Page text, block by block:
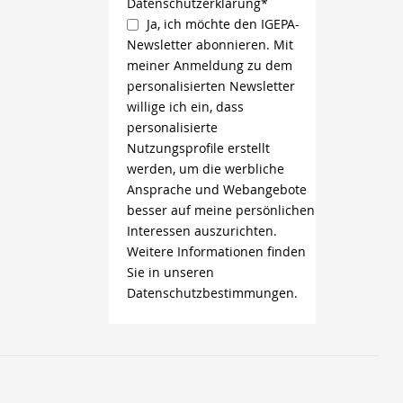
Ja, ich möchte den IGEPA-
Newsletter abonnieren. Mit
meiner Anmeldung zu dem
personalisierten Newsletter
willige ich ein, dass
personalisierte
Nutzungsprofile erstellt
werden, um die werbliche
Ansprache und Webangebote
besser auf meine persönlichen
Interessen auszurichten.
Weitere Informationen finden
Sie in unseren
Datenschutzbestimmungen.